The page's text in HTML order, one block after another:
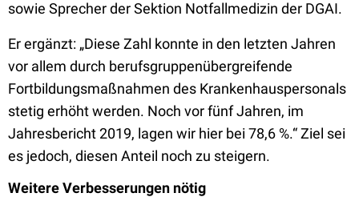
sowie Sprecher der Sektion Notfallmedizin der DGAI.
Er ergänzt: „Diese Zahl konnte in den letzten Jahren
vor allem durch berufsgruppenübergreifende
Fortbildungsmaßnahmen des Krankenhauspersonals
stetig erhöht werden. Noch vor fünf Jahren, im
Jahresbericht 2019, lagen wir hier bei 78,6 %.“ Ziel sei
es jedoch, diesen Anteil noch zu steigern.
Weitere Verbesserungen nötig